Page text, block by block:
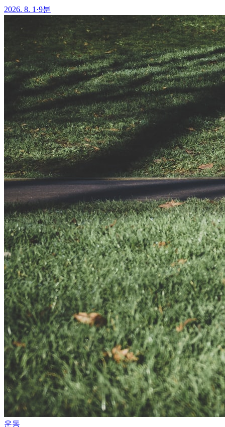
2026. 8. 1 ·9분
운동